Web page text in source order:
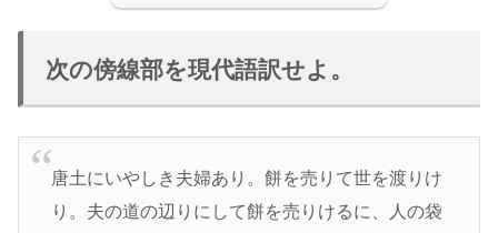
次の傍線部を現代語訳せよ。
唐土にいやしき夫婦あり。餅を売りて世を渡りけ
り。夫の道の辺りにして餅を売りけるに、人の袋